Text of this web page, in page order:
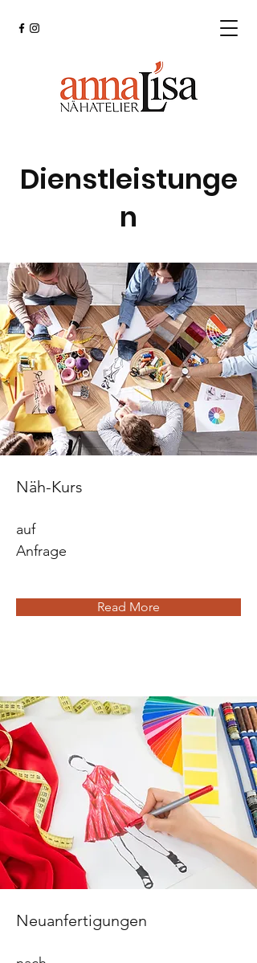
Dienstleistunge
n
Näh-Kurs
auf
Anfrage
Read More
Neuanfertigungen